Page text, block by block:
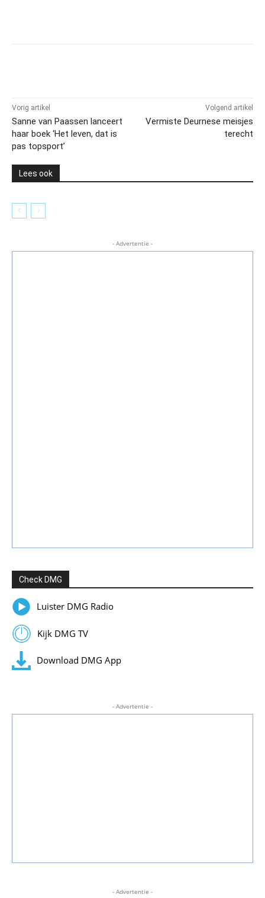
Vorig artikel
Sanne van Paassen lanceert
haar boek ‘Het leven, dat is
pas topsport’
Volgend artikel
Vermiste Deurnese meisjes
terecht
Lees ook
- Advertentie -
Check DMG
Luister DMG Radio
Kijk DMG TV
Download DMG App
- Advertentie -
- Advertentie -